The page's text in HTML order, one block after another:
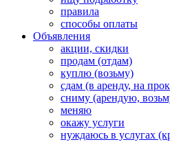
правила
способы оплаты
Объявления
акции, скидки
продам (отдам)
куплю (возьму)
сдам (в аренду, на
сниму (арендую,
меняю
окажу услуги
нуждаюсь в услугах